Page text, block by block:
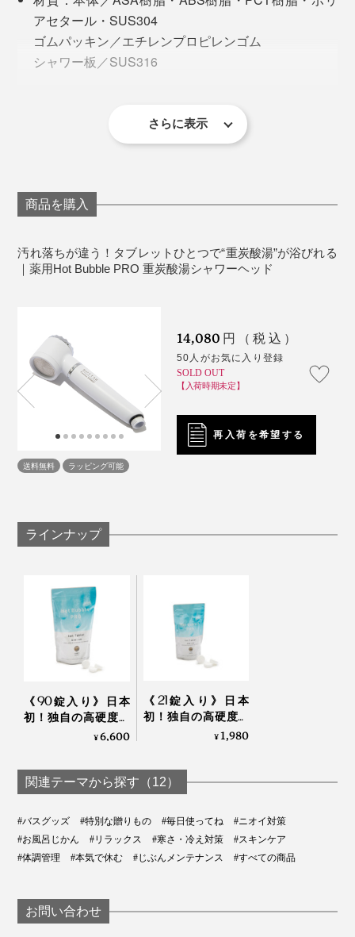
め細かな気泡（炭酸ガス）を出し続けます。
炭酸ガスからは、つぎつぎに重炭酸イオンが発生、高濃
重炭酸イオンがたっぷり溶け込んだ、中性の“重炭酸
「タブレットケース」を戻してセットしたら、あとは、
いつもどおりにシャワーを出してください。
お湯は、無香料・無着色ですが、炭酸ガスより小さく、
肌から血管に吸収されやすい重炭酸イオンが、温浴効果
を高めて、血流をすみずみまで刺激。
陰イオンである、重炭酸イオンは、トリグリセリドや遊
さらに、タブレットの成分（ビタミンC）が、水道水の
残留塩素を中和して、肌にやさしいお湯になります。
“重炭酸湯”シャワーの持続時間は、約8分。タブレットの
溶け具合は、シャワーヘッドの「見え窓」から確認でき
『薬用Hot Bubble PRO』開発者の小星重治さん。全国発明賞（96年）、科学技術
長官賞（98年）、紫綬褒章（99年）を受賞
酸イオンがたっぷり溶け込んだ、中性の自然炭酸泉が湧
き出る街。
1834年に、温泉療養地（＝Bad）の称号を認可されて、
街の中心部に、炭酸泉が湧いている、ドイツのバートナウハイム
小星さんは、バートナウハイムの自然炭酸泉に浸かる
と、驚くほど体が温まって、肌もツルツルになることに
心底驚いたそう。
この感動を、これから日本の予防医療の時代に役立てた
いと、定年後、「重炭酸イオン入浴剤」の開発を始めま
した。
独・バートナウハイムや大分・長湯温泉の自然炭酸泉
スが、地下水に溶け込んで生まれている――。
アセタール・SUS304
ゴムパッキン／エチレンプロピレンゴム
シャワー板／SUS316
使用水圧：0.05MPa（流動圧）～0.4MPa（静水圧）
接続ネジサイズ：G1/2
製造国：日本
さらに表示
商品を購入
汚れ落ちが違う！タブレットひとつで“重炭酸湯”が浴びれる
｜薬用Hot Bubble PRO 重炭酸湯シャワーヘッド
送料無料 ラッピング可能
14,080 円（税込）
50人がお気に入り登録
SOLD OUT
【入荷時期未定】
再入荷を希望する
ラインナップ
《90錠入り》日本
初！独自の高硬度マ
イクロカプセル技術
薬用Hot Bubble PRO
¥6,600
《21錠入り》日本
初！独自の高硬度マ
イクロカプセル技術
剤｜薬用Hot Bubble
PRO
¥1,980
関連テーマから探す（12）
#バスグッズ #特別な贈りもの #毎日使ってね
#ニオイ対策
#お風呂じかん
#リラックス #寒さ・冷え対策
#スキンケア
#体調管理
#本気で休む #じぶんメンテナンス #すべての商品
お問い合わせ